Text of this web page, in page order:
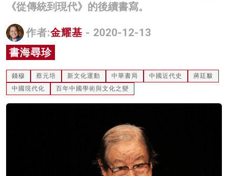
關於我們
《從傳統到現代》的後續書寫。
作者:金耀基 - 2020-12-13
書海尋珍
錢穆 蔡元培 新文化運動 中華書局 中國近代史
蔣廷黻
中國現代化
百年中國學術與文化之變